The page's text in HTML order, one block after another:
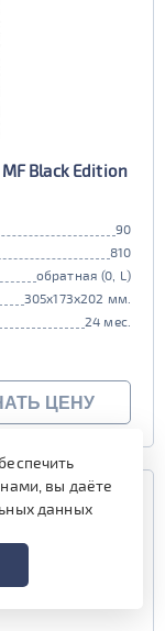
Black Edition
90
810
обратная (0, L)
305x173x202 мм.
24 мес.
ЦЕНУ
вы даёте
данных